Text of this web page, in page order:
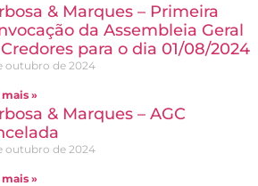
& Marques – Primeira
da Assembleia Geral
para o dia 01/08/2024
outubro de 2024
mais »
& Marques – AGC
outubro de 2024
mais »